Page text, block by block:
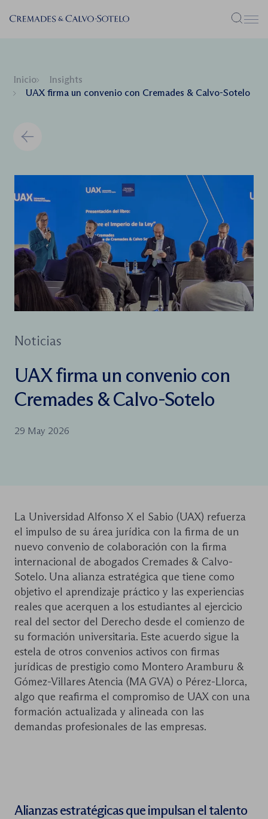
Menú
Inicio
Insights
UAX firma un convenio con Cremades & Calvo-Sotelo
Noticias
UAX firma un convenio con
Cremades & Calvo-Sotelo
29 May 2026
La Universidad Alfonso X el Sabio (UAX) refuerza
el impulso de su área jurídica con la firma de un
nuevo convenio de colaboración con la firma
internacional de abogados Cremades & Calvo-
Sotelo. Una alianza estratégica que tiene como
objetivo el aprendizaje práctico y las experiencias
reales que acerquen a los estudiantes al ejercicio
real del sector del Derecho desde el comienzo de
su formación universitaria. Este acuerdo sigue la
estela de otros convenios activos con firmas
jurídicas de prestigio como Montero Aramburu &
Gómez-Villares Atencia (MA GVA) o Pérez-Llorca,
algo que reafirma el compromiso de UAX con una
formación actualizada y alineada con las
demandas profesionales de las empresas.
Alianzas estratégicas que impulsan el talento